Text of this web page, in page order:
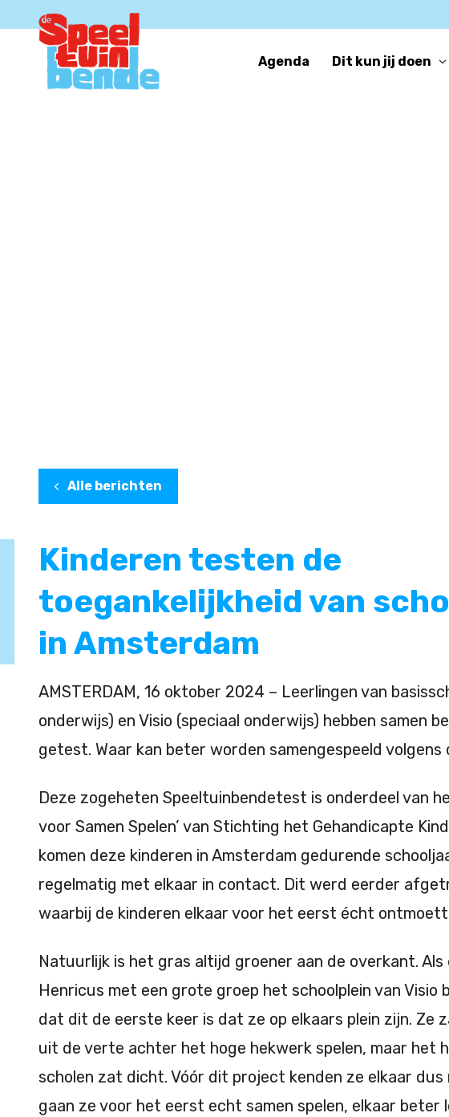
Agenda Dit kun jij doen
Alle berichten
Kinderen testen de
toegankelijkheid van
in Amsterdam
AMSTERDAM, 16 oktober 2024 – Leerlingen van
onderwijs) en Visio (speciaal onderwijs) hebben samen
getest. Waar kan beter worden samengespeeld volgens
Deze zogeheten Speeltuinbendetest is onderdeel van
voor Samen Spelen’ van Stichting het Gehandicapte
komen deze kinderen in Amsterdam gedurende
regelmatig met elkaar in contact. Dit werd eerder
waarbij de kinderen elkaar voor het eerst écht
Natuurlijk is het gras altijd groener aan de overkant. Als
Henricus met een grote groep het schoolplein van Visio
dat dit de eerste keer is dat ze op elkaars plein zijn. Ze
uit de verte achter het hoge hekwerk spelen, maar het
scholen zat dicht. Vóór dit project kenden ze elkaar dus
gaan ze voor het eerst echt samen spelen, elkaar beter